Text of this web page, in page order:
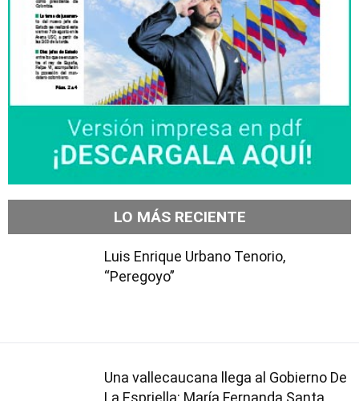
LO MÁS RECIENTE
Luis Enrique Urbano Tenorio,
“Peregoyo”
Una vallecaucana llega al Gobierno De
La Espriella: María Fernanda Santa,